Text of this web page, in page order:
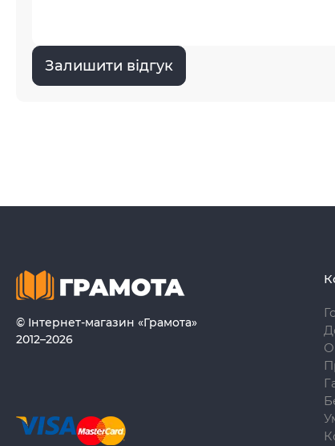
Залишити відгук
© Інтернет-магазин «Грамота»
2012–2026